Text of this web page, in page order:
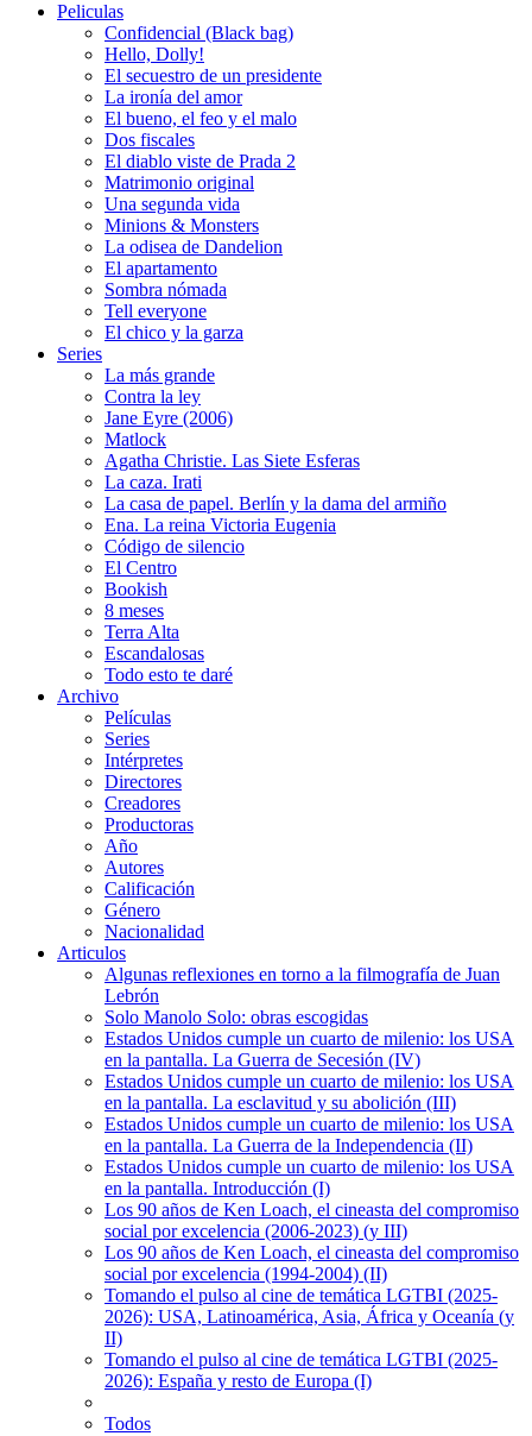
Peliculas
Confidencial (Black bag)
Hello, Dolly!
El secuestro de un presidente
La ironía del amor
El bueno, el feo y el malo
Dos fiscales
El diablo viste de Prada 2
Matrimonio original
Una segunda vida
Minions & Monsters
La odisea de Dandelion
El apartamento
Sombra nómada
Tell everyone
El chico y la garza
Series
La más grande
Contra la ley
Jane Eyre (2006)
Matlock
Agatha Christie. Las Siete Esferas
La caza. Irati
La casa de papel. Berlín y la dama del armiño
Ena. La reina Victoria Eugenia
Código de silencio
El Centro
Bookish
8 meses
Terra Alta
Escandalosas
Todo esto te daré
Archivo
Películas
Series
Intérpretes
Directores
Creadores
Productoras
Año
Autores
Calificación
Género
Nacionalidad
Articulos
Algunas reflexiones en torno a la filmografía de Juan
Lebrón
Solo Manolo Solo: obras escogidas
Estados Unidos cumple un cuarto de milenio: los USA
en la pantalla. La Guerra de Secesión (IV)
Estados Unidos cumple un cuarto de milenio: los USA
en la pantalla. La esclavitud y su abolición (III)
Estados Unidos cumple un cuarto de milenio: los USA
en la pantalla. La Guerra de la Independencia (II)
Estados Unidos cumple un cuarto de milenio: los USA
en la pantalla. Introducción (I)
Los 90 años de Ken Loach, el cineasta del compromiso
social por excelencia (2006-2023) (y III)
Los 90 años de Ken Loach, el cineasta del compromiso
social por excelencia (1994-2004) (II)
Tomando el pulso al cine de temática LGTBI (2025-
2026): USA, Latinoamérica, Asia, África y Oceanía (y
II)
Tomando el pulso al cine de temática LGTBI (2025-
2026): España y resto de Europa (I)
Todos